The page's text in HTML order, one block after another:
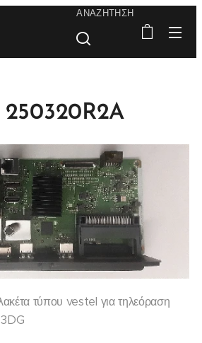
ΑΝΑΖΉΤΗΣΗ
250320R2A
τύπου vestel για τηλεόραση